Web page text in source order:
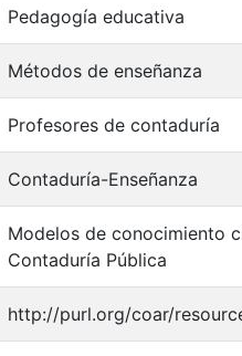
Pedagogía educativa
Métodos de enseñanza
Profesores de contaduría
Contaduría-Enseñanza
Modelos de conocimiento
Contaduría Pública
http://purl.org/coar/